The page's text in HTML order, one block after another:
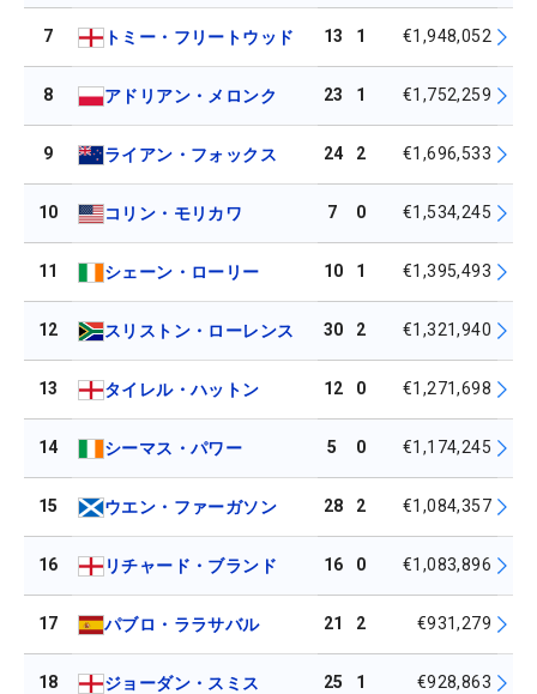
7 トミー・フリートウッド 13 1 €1,948,052
8 アドリアン・メロンク 23 1 €1,752,259
9 ライアン・フォックス 24 2 €1,696,533
10 コリン・モリカワ 7 0 €1,534,245
11 シェーン・ローリー 10 1 €1,395,493
12 スリストン・ローレンス 30 2 €1,321,940
13 タイレル・ハットン 12 0 €1,271,698
14 シーマス・パワー 5 0 €1,174,245
15 ウエン・ファーガソン 28 2 €1,084,357
16 リチャード・ブランド 16 0 €1,083,896
17 パブロ・ララサバル 21 2 €931,279
18 ジョーダン・スミス 25 1 €928,863